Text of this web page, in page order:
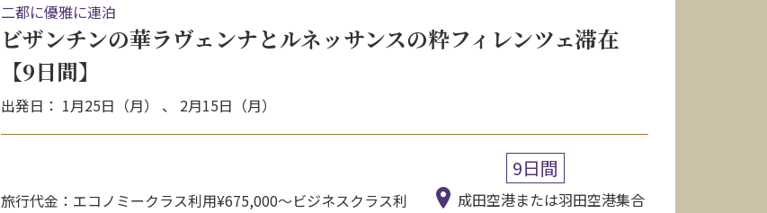
二都に優雅に連泊
ビザンチンの華ラヴェンナとルネッサンスの粋フィレンツェ滞在
【9日間】
出発日： 1月25日（月） 、 2月15日（月）
旅行代金：エコノミークラス利用¥675,000〜ビジネスクラス利
9日間
成田空港または羽田空港集合